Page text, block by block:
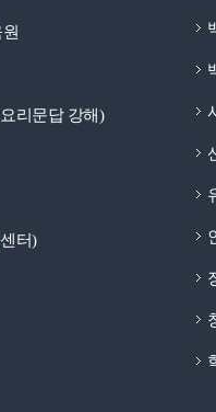
리문답 강해)
터)